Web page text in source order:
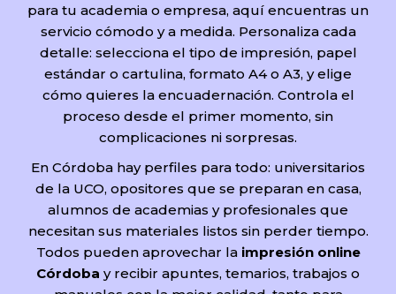
para tu academia o empresa, aquí encuentras un
servicio cómodo y a medida. Personaliza cada
detalle: selecciona el tipo de impresión, papel
estándar o cartulina, formato A4 o A3, y elige
cómo quieres la encuadernación. Controla el
proceso desde el primer momento, sin
complicaciones ni sorpresas.
En Córdoba hay perfiles para todo: universitarios
de la UCO, opositores que se preparan en casa,
alumnos de academias y profesionales que
necesitan sus materiales listos sin perder tiempo.
Todos pueden aprovechar la impresión online
Córdoba y recibir apuntes, temarios, trabajos o